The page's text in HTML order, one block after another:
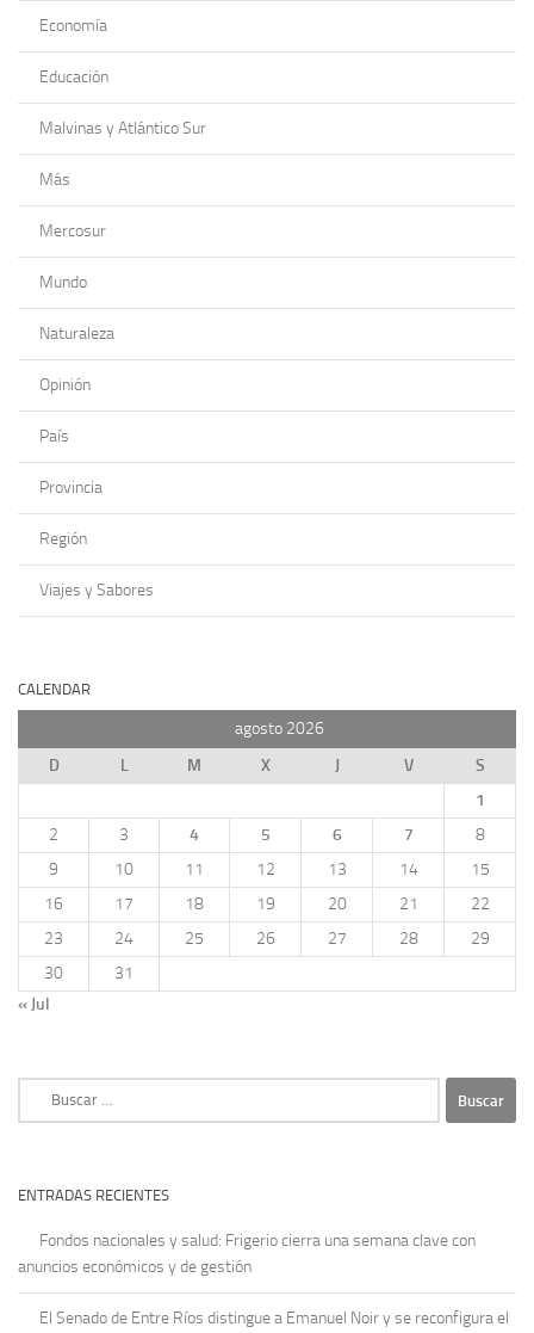
Economía
Educación
Malvinas y Atlántico Sur
Más
Mercosur
Mundo
Naturaleza
Opinión
País
Provincia
Región
Viajes y Sabores
CALENDAR
agosto 2026
D
L M X J V
S
1
2
3 4 5 6 7
8
9
10 11 12 13 14
15
16
17 18 19 20 21
22
23
24 25 26 27 28
29
30
31
« Jul
ENTRADAS RECIENTES
Fondos nacionales y salud: Frigerio cierra una semana clave con
anuncios económicos y de gestión
El Senado de Entre Ríos distingue a Emanuel Noir y se reconfigura el